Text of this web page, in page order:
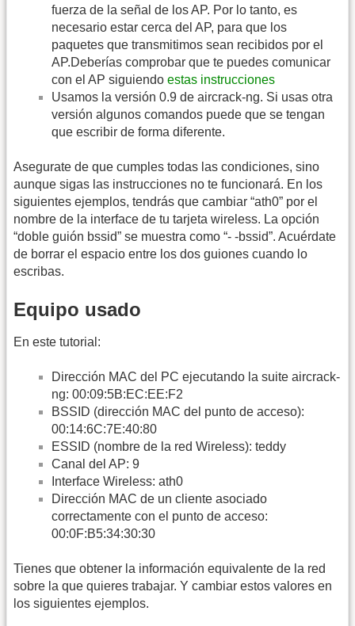
fuerza de la señal de los AP. Por lo tanto, es
necesario estar cerca del AP, para que los
paquetes que transmitimos sean recibidos por el
AP.Deberías comprobar que te puedes comunicar
con el AP siguiendo estas instrucciones
Usamos la versión 0.9 de aircrack-ng. Si usas otra
versión algunos comandos puede que se tengan
que escribir de forma diferente.
Asegurate de que cumples todas las condiciones, sino
aunque sigas las instrucciones no te funcionará. En los
siguientes ejemplos, tendrás que cambiar “ath0” por el
nombre de la interface de tu tarjeta wireless. La opción
“doble guión bssid” se muestra como “- -bssid”. Acuérdate
de borrar el espacio entre los dos guiones cuando lo
escribas.
Equipo usado
En este tutorial:
Dirección MAC del PC ejecutando la suite aircrack-
ng: 00:09:5B:EC:EE:F2
BSSID (dirección MAC del punto de acceso):
00:14:6C:7E:40:80
ESSID (nombre de la red Wireless): teddy
Canal del AP: 9
Interface Wireless: ath0
Dirección MAC de un cliente asociado
correctamente con el punto de acceso:
00:0F:B5:34:30:30
Tienes que obtener la información equivalente de la red
sobre la que quieres trabajar. Y cambiar estos valores en
los siguientes ejemplos.